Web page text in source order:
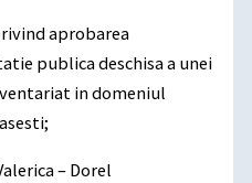
aprobarea
publica deschisa a unei
in domeniul
– Dorel